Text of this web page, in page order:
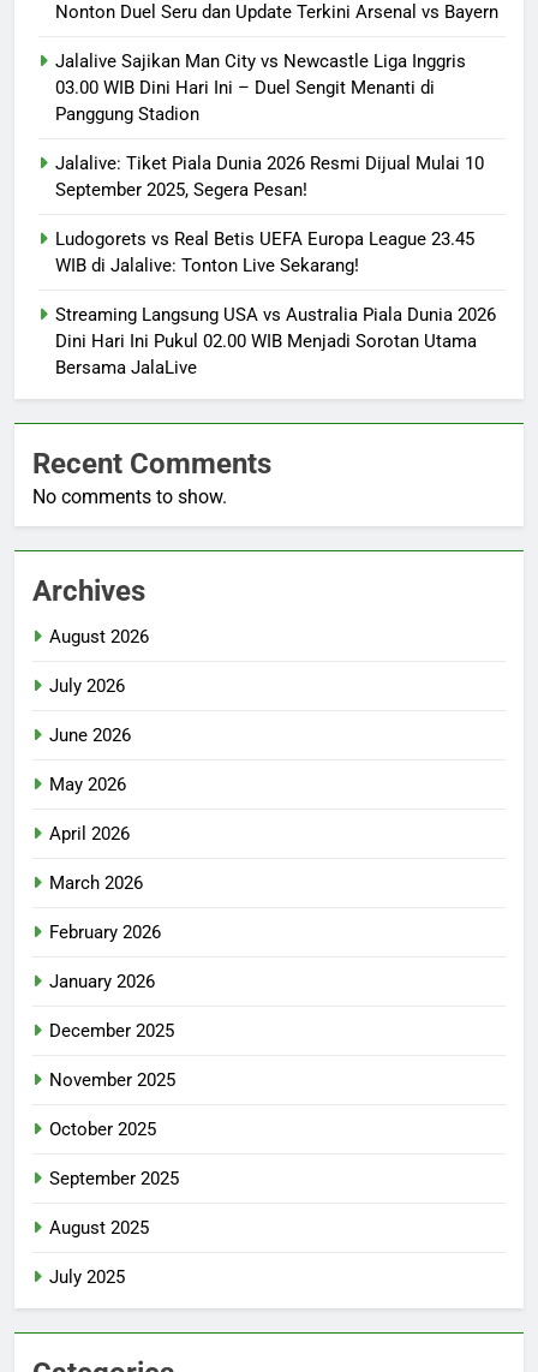
Nonton Duel Seru dan Update Terkini Arsenal vs Bayern
Jalalive Sajikan Man City vs Newcastle Liga Inggris
03.00 WIB Dini Hari Ini – Duel Sengit Menanti di
Panggung Stadion
Jalalive: Tiket Piala Dunia 2026 Resmi Dijual Mulai 10
September 2025, Segera Pesan!
Ludogorets vs Real Betis UEFA Europa League 23.45
WIB di Jalalive: Tonton Live Sekarang!
Streaming Langsung USA vs Australia Piala Dunia 2026
Dini Hari Ini Pukul 02.00 WIB Menjadi Sorotan Utama
Bersama JalaLive
Recent Comments
No comments to show.
Archives
August 2026
July 2026
June 2026
May 2026
April 2026
March 2026
February 2026
January 2026
December 2025
November 2025
October 2025
September 2025
August 2025
July 2025